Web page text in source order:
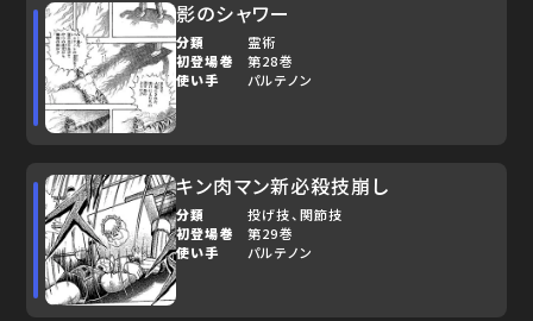
影のシャワー
分類
霊術
初登場巻
第28巻
使い手
パルテノン
キン肉マン新必殺技崩し
分類 投げ技 関節技
初登場巻
第29巻
使い手
パルテノン